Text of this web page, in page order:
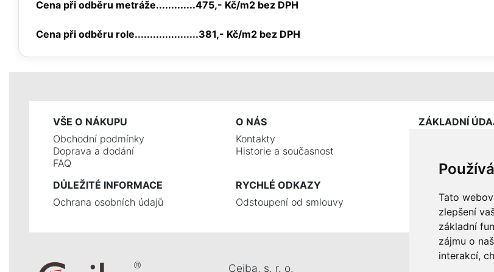
Tato
zlepšení
základní
zájmu o
interakcí,
Cena při odběru metráže.............475,- Kč/m2 bez DPH
Cena při odběru role.....................381,- Kč/m2 bez DPH
VŠE O NÁKUPU
Obchodní podmínky
Doprava a dodání
FAQ
O NÁS
Kontakty
Historie a současnost
ZÁKLADNÍ
DŮLEŽITÉ INFORMACE
Ochrana osobních údajů
RYCHLÉ ODKAZY
Odstoupení od smlouvy
Ceiba, s. r. o.